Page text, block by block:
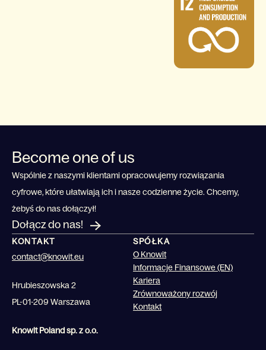
Become one of us
Wspólnie z naszymi klientami opracowujemy rozwiązania
cyfrowe, które ułatwiają ich i nasze codzienne życie. Chcemy,
żebyś do nas dołączył!
Dołącz do nas!
KONTAKT
contact@knowit.eu
Hrubieszowska 2
PL-01-209 Warszawa
Knowit Poland sp. z o.o.
SPÓŁKA
O Knowit
Informacje Finansowe (EN)
Kariera
Zrównoważony rozwój
Kontakt